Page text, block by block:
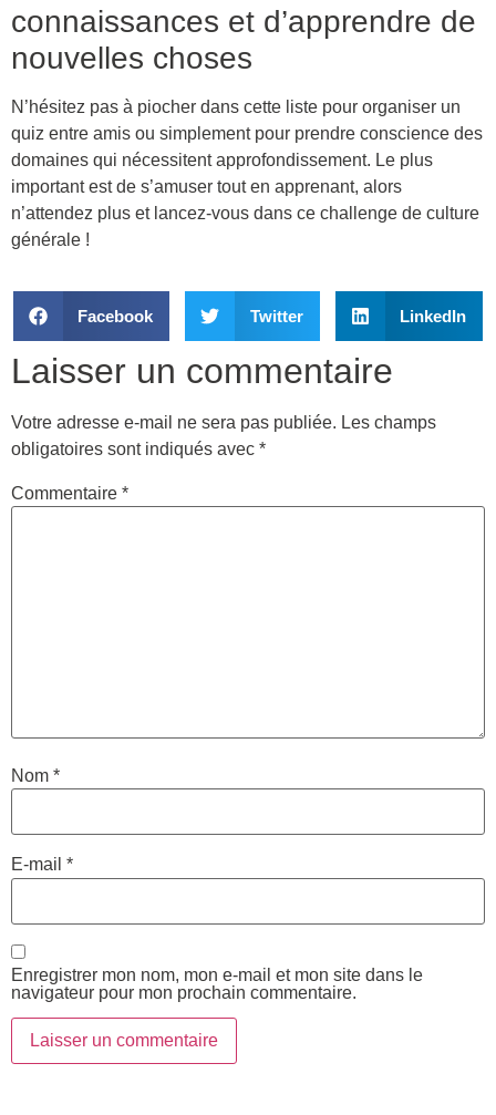
connaissances et d’apprendre de
nouvelles choses
N’hésitez pas à piocher dans cette liste pour organiser un
quiz entre amis ou simplement pour prendre conscience des
domaines qui nécessitent approfondissement. Le plus
important est de s’amuser tout en apprenant, alors
n’attendez plus et lancez-vous dans ce challenge de culture
générale !
Facebook Twitter LinkedIn
Laisser un commentaire
Votre adresse e-mail ne sera pas publiée. Les champs
obligatoires sont indiqués avec *
Commentaire *
Nom *
E-mail *
Enregistrer mon nom, mon e-mail et mon site dans le
navigateur pour mon prochain commentaire.